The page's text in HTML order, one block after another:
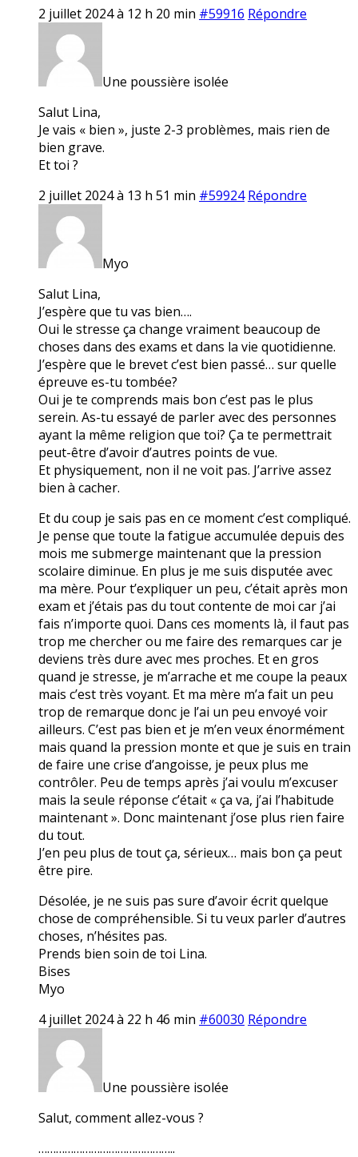
2 juillet 2024 à 12 h 20 min #59916 Répondre
Une poussière isolée
Salut Lina,
Je vais « bien », juste 2-3 problèmes, mais rien de
bien grave.
Et toi ?
2 juillet 2024 à 13 h 51 min #59924 Répondre
Myo
Salut Lina,
J’espère que tu vas bien….
Oui le stresse ça change vraiment beaucoup de
choses dans des exams et dans la vie quotidienne.
J’espère que le brevet c’est bien passé… sur quelle
épreuve es-tu tombée?
Oui je te comprends mais bon c’est pas le plus
serein. As-tu essayé de parler avec des personnes
ayant la même religion que toi? Ça te permettrait
peut-être d’avoir d’autres points de vue.
Et physiquement, non il ne voit pas. J’arrive assez
bien à cacher.
Et du coup je sais pas en ce moment c’est compliqué.
Je pense que toute la fatigue accumulée depuis des
mois me submerge maintenant que la pression
scolaire diminue. En plus je me suis disputée avec
ma mère. Pour t’expliquer un peu, c’était après mon
exam et j’étais pas du tout contente de moi car j’ai
fais n’importe quoi. Dans ces moments là, il faut pas
trop me chercher ou me faire des remarques car je
deviens très dure avec mes proches. Et en gros
quand je stresse, je m’arrache et me coupe la peaux
mais c’est très voyant. Et ma mère m’a fait un peu
trop de remarque donc je l’ai un peu envoyé voir
ailleurs. C’est pas bien et je m’en veux énormément
mais quand la pression monte et que je suis en train
de faire une crise d’angoisse, je peux plus me
contrôler. Peu de temps après j’ai voulu m’excuser
mais la seule réponse c’était « ça va, j’ai l’habitude
maintenant ». Donc maintenant j’ose plus rien faire
du tout.
J’en peu plus de tout ça, sérieux… mais bon ça peut
être pire.
Désolée, je ne suis pas sure d’avoir écrit quelque
chose de compréhensible. Si tu veux parler d’autres
choses, n’hésites pas.
Prends bien soin de toi Lina.
Bises
Myo
4 juillet 2024 à 22 h 46 min #60030 Répondre
Une poussière isolée
Salut, comment allez-vous ?
………………………………………..